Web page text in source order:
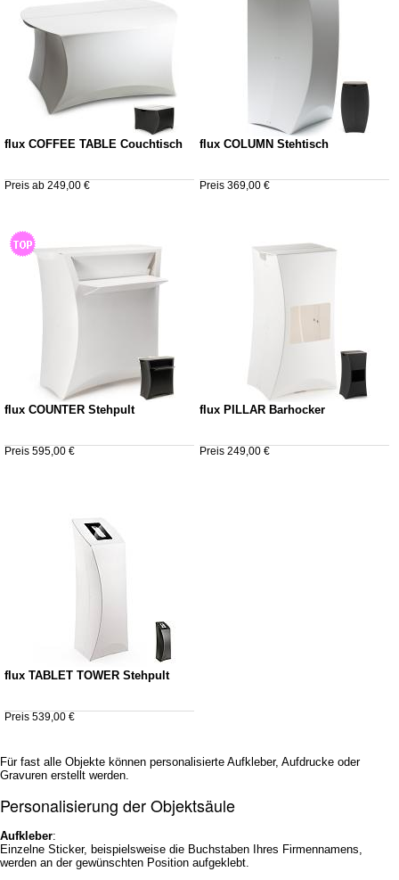
flux COFFEE TABLE Couchtisch
Preis ab 249,00 €
flux COLUMN Stehtisch
Preis 369,00 €
flux COUNTER Stehpult
Preis 595,00 €
flux PILLAR Barhocker
Preis 249,00 €
flux TABLET TOWER Stehpult
Preis 539,00 €
Für fast alle Objekte können personalisierte Aufkleber, Aufdrucke oder
Gravuren erstellt werden.
Personalisierung der Objektsäule
Aufkleber:
Einzelne Sticker, beispielsweise die Buchstaben Ihres Firmennamens,
werden an der gewünschten Position aufgeklebt.